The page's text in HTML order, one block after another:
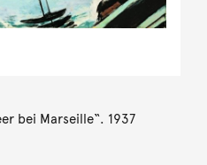
bei Marseille“. 1937